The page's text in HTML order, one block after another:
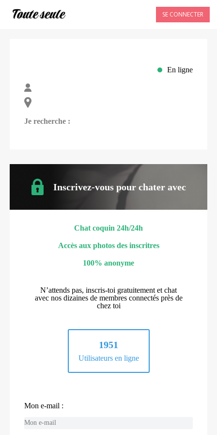
SE CONNECTER
En ligne
Je recherche :
Inscrivez-vous pour chater avec
Chat coquin 24h/24h
Accès aux photos des inscritres
100% anonyme
N’attends pas, inscris-toi gratuitement et chat
avec nos dizaines de membres connectés près de
chez toi
1951
Utilisateurs en ligne
Mon e-mail :